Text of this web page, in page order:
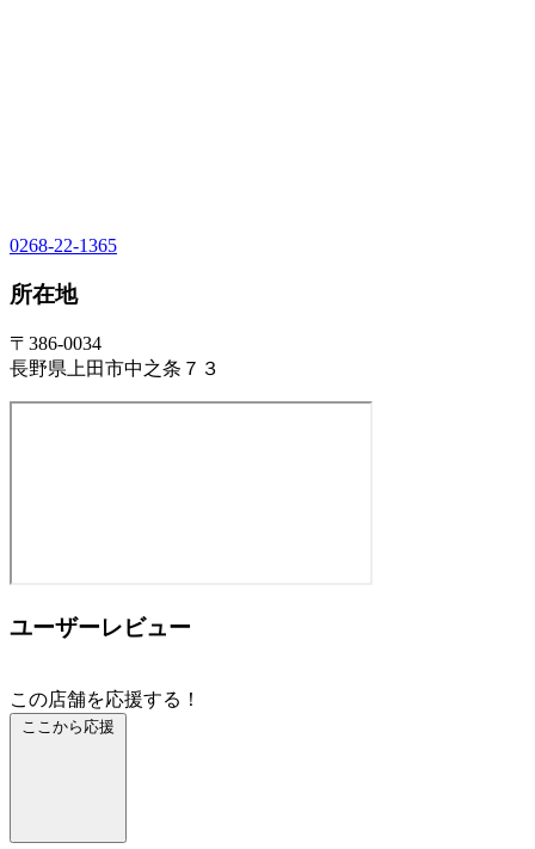
0268-22-1365
所在地
〒386-0034
長野県上田市中之条７３
ユーザーレビュー
この店舗を応援する！
ここから応援